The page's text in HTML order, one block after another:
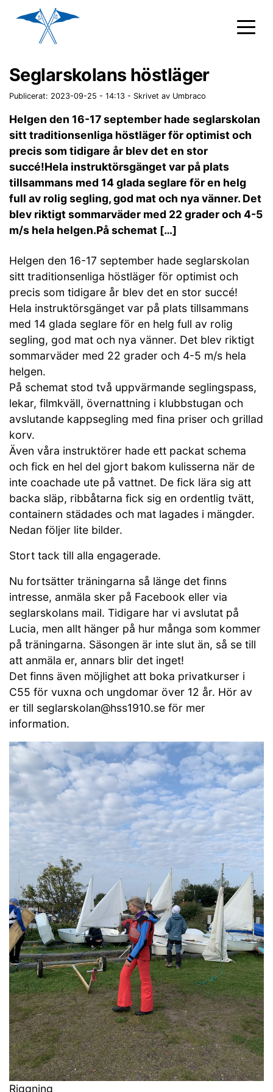
Seglarskolans höstläger
Publicerat: 2023-09-25 - 14:13 - Skrivet av Umbraco
Helgen den 16-17 september hade seglarskolan
sitt traditionsenliga höstläger för optimist och
precis som tidigare år blev det en stor
succé!Hela instruktörsgänget var på plats
tillsammans med 14 glada seglare för en helg
full av rolig segling, god mat och nya vänner. Det
blev riktigt sommarväder med 22 grader och 4-5
m/s hela helgen.På schemat […]
Helgen den 16-17 september hade seglarskolan
sitt traditionsenliga höstläger för optimist och
precis som tidigare år blev det en stor succé!
Hela instruktörsgänget var på plats tillsammans
med 14 glada seglare för en helg full av rolig
segling, god mat och nya vänner. Det blev riktigt
sommarväder med 22 grader och 4-5 m/s hela
helgen.
På schemat stod två uppvärmande seglingspass,
lekar, filmkväll, övernattning i klubbstugan och
avslutande kappsegling med fina priser och grillad
korv.
Även våra instruktörer hade ett packat schema
och fick en hel del gjort bakom kulisserna när de
inte coachade ute på vattnet. De fick lära sig att
backa släp, ribbåtarna fick sig en ordentlig tvätt,
containern städades och mat lagades i mängder.
Nedan följer lite bilder.
Stort tack till alla engagerade.
Nu fortsätter träningarna så länge det finns
intresse, anmäla sker på Facebook eller via
seglarskolans mail. Tidigare har vi avslutat på
Lucia, men allt hänger på hur många som kommer
på träningarna. Säsongen är inte slut än, så se till
att anmäla er, annars blir det inget!
Det finns även möjlighet att boka privatkurser i
C55 för vuxna och ungdomar över 12 år. Hör av
er till seglarskolan@hss1910.se för mer
information.
Riggning